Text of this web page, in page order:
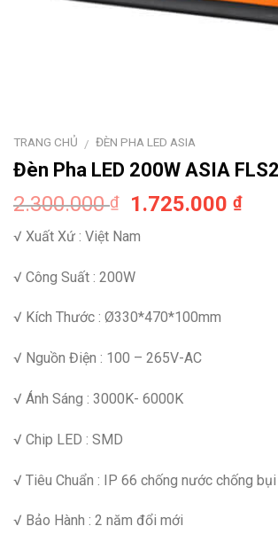
TRANG CHỦ / ĐÈN PHA LED ASIA
Đèn Pha LED 200W ASIA
2.300.000₫ 1.725.000₫
√ Xuất Xứ : Việt Nam
√ Công Suất : 200W
√ Kích Thước : Ø330*470*100mm
√ Nguồn Điện : 100 – 265V-AC
√ Ánh Sáng : 3000K- 6000K
√ Chip LED : SMD
√ Tiêu Chuẩn : IP 66 chống nước chống bụi
√ Bảo Hành : 2 năm đổi mới